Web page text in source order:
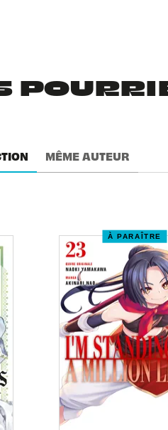
MÊME AUTEUR
À PARAÎTRE